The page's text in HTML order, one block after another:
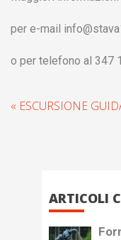
per e-mail
o per telefono al 347
« ESCURSIONE
ARTICOLI